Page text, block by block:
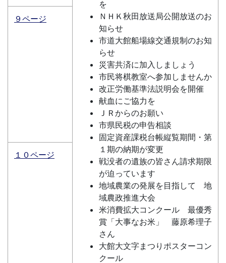
を
ＮＨＫ秋田放送局公開放送のお
知らせ
市道大館船場線交通規制のお知
らせ
災害共済に加入しましょう
市民将棋教室へ参加しませんか
改正労働基準法説明会を開催
献血にご協力を
ＪＲからのお願い
市県民税の申告相談
固定資産課税台帳縦覧期間・第
１期の納期が変更
戦没者の遺族の皆さん請求期限
が迫っています
地域農業の発展を目指して 地
域農政推進大会
米消費拡大コンクール 最優秀
賞「大事なお米」 藤原希理子
さん
大館大文字まつりポスターコン
クール
９ページ
１０ページ